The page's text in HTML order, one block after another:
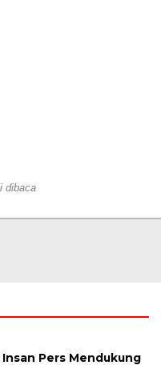
dibaca
Insan Pers Mendukung